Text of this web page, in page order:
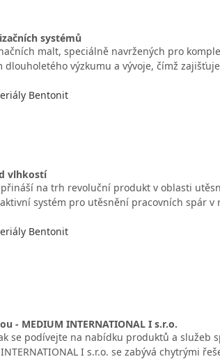
systémů
malt, speciálně navržených pro
výzkumu a vývoje, čímž
Bentonit
vlhkostí
přináší na trh revoluční produkt v oblasti
systém pro utěsnění pracovních spár v
Bentonit
- MEDIUM INTERNATIONAL I s.r.o.
se podívejte na nabídku produktů a služeb
I s.r.o. se zabývá chytrými